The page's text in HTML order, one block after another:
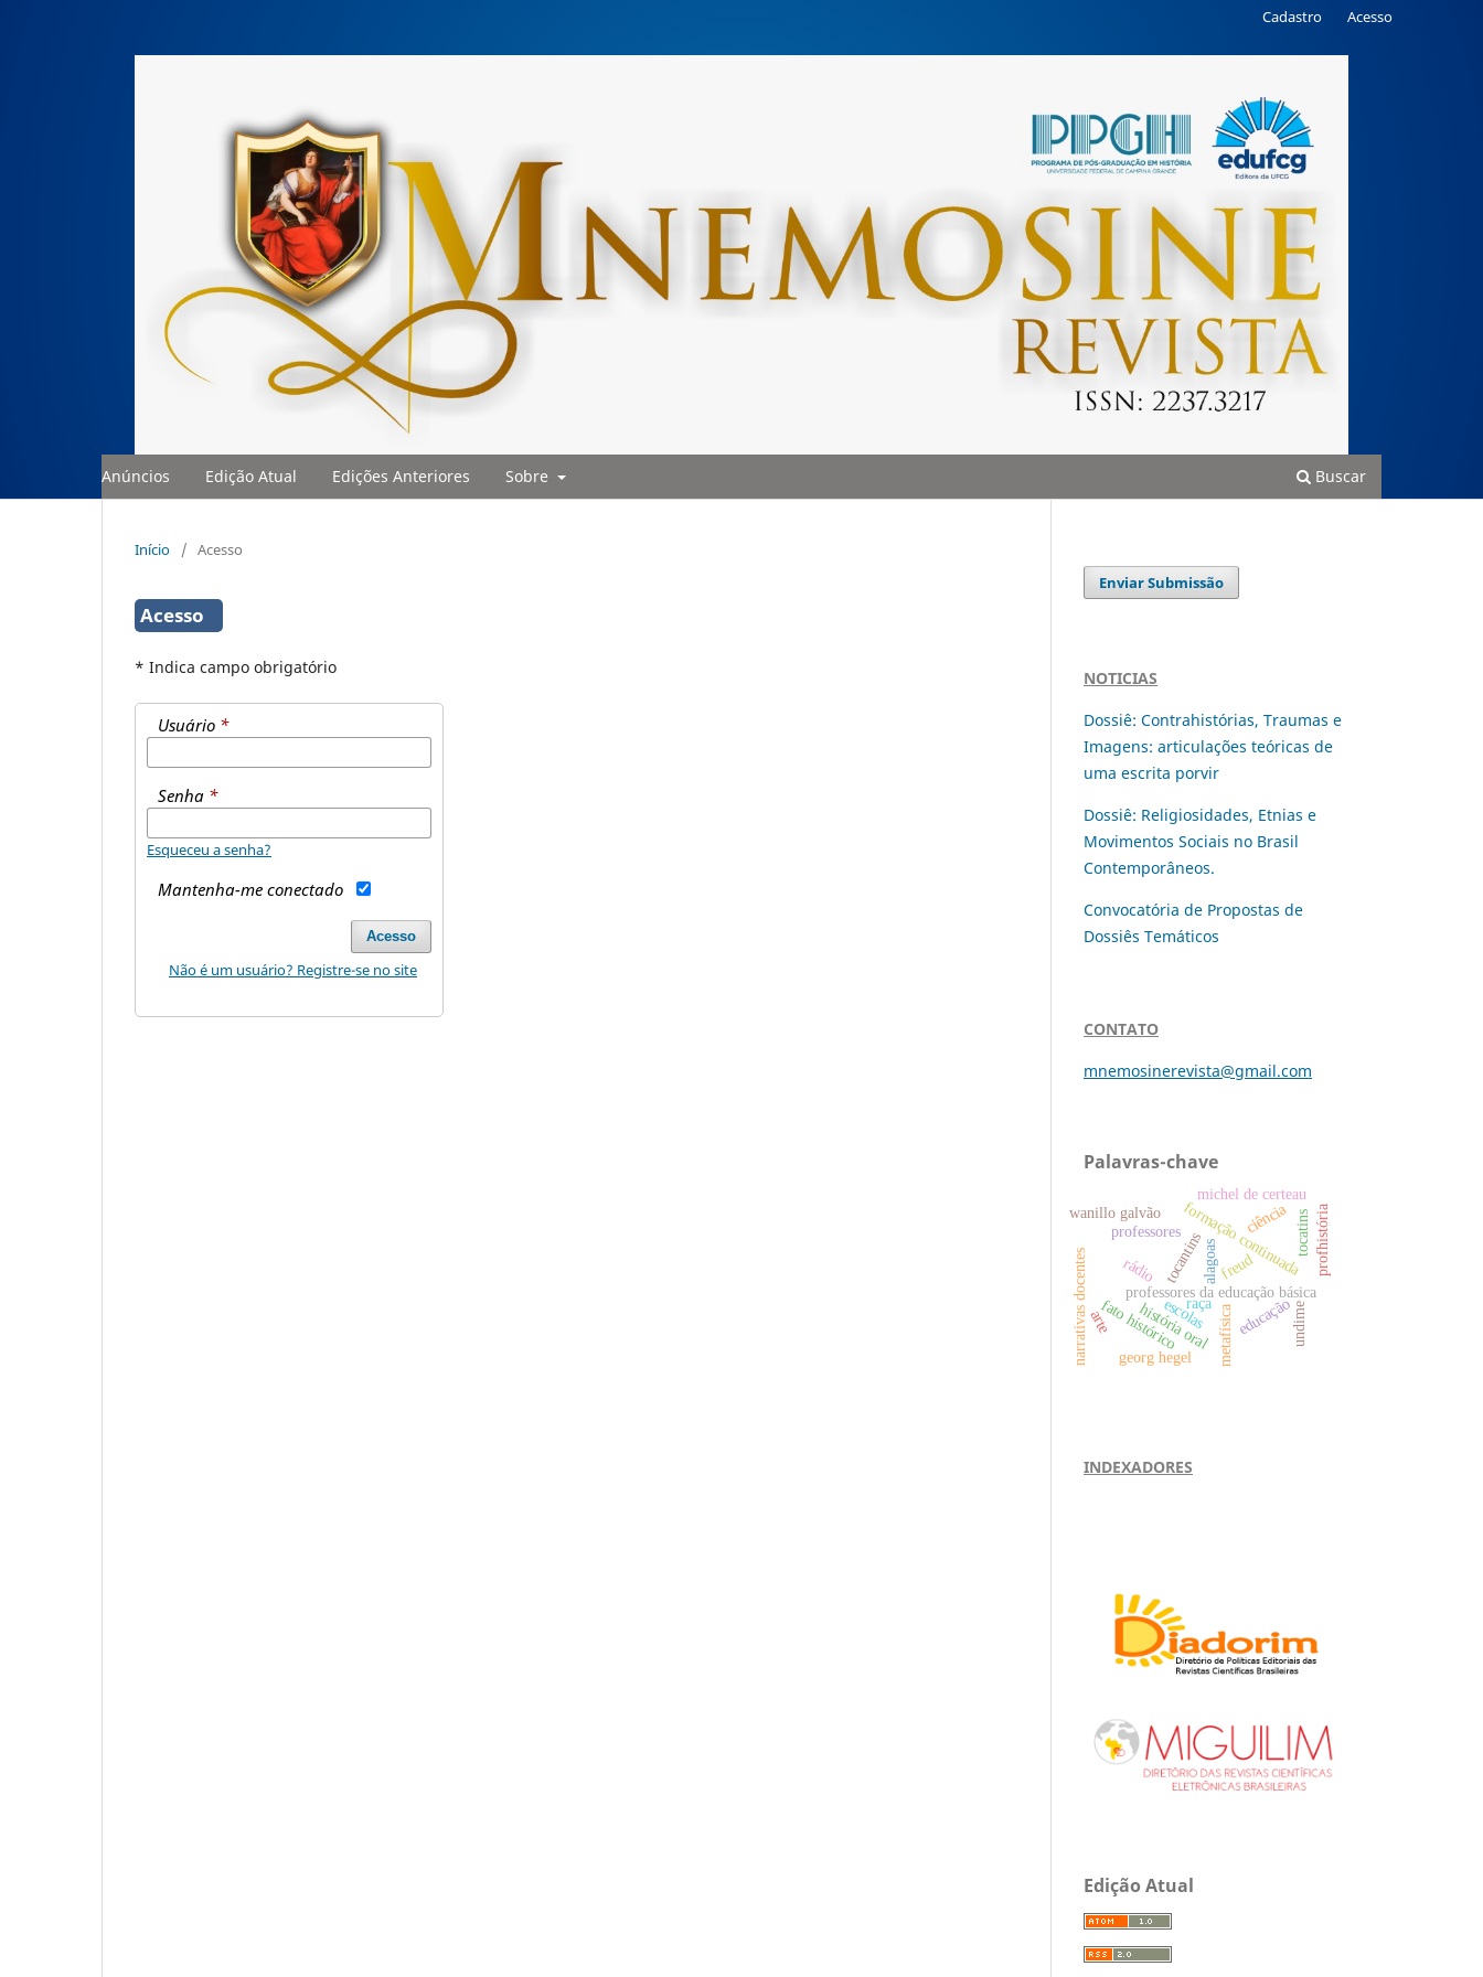
Anúncios Edição Atual Edições Anteriores Sobre Buscar
Cadastro Acesso
Início / Acesso
Acesso
* Indica campo obrigatório
Usuário *
Senha *
Esqueceu a senha?
Mantenha-me conectado
Acesso
Não é um usuário? Registre-se no site
Enviar Submissão
NOTICIAS
Dossiê: Contrahistórias, Traumas e
Imagens: articulações teóricas de
uma escrita porvir
Dossiê: Religiosidades, Etnias e
Movimentos Sociais no Brasil
Contemporâneos.
Convocatória de Propostas de
Dossiês Temáticos
CONTATO
mnemosinerevista@gmail.com
Palavras-chave
formação continuada
professores da educação básica
história oral educaçãoundime
tocantins profhistória
professores
escolas
fato histórico
arte
ciência
narrativas docentes
wanillo galvão
alagoas
tocatins
michel de certeau
freud
raça metafísica
georg hegel
rádio
INDEXADORES
Edição Atual